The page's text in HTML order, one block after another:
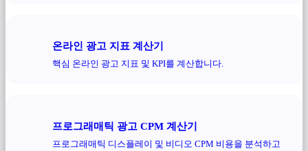
온라인 광고 지표 계산기
핵심 온라인 광고 지표 및 KPI를 계산합니다.
프로그래매틱 광고 CPM 계산기
프로그래매틱 디스플레이 및 비디오 CPM 비용을 분석하고